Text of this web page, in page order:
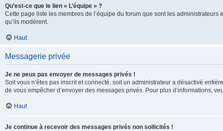
Qu’est-ce que le lien « L’équipe » ?
Cette page liste les membres de l’équipe du forum que sont les
qu’ils modèrent.
Haut
Messagerie privée
Je ne peux pas envoyer de messages privés !
Soit vous n’êtes pas inscrit et connecté, soit un administrateur a désactivé
de vous empêcher d’envoyer des messages privés. Pour plus d’informations,
Haut
Je continue à recevoir des messages privés non sollicités !